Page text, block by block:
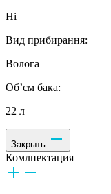
Ні
Вид прибирання:
Волога
Об’єм бака:
22 л
Закрыть
Комлпектация